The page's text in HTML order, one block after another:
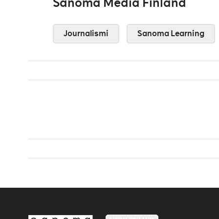
Journalismi Sanoma Learning